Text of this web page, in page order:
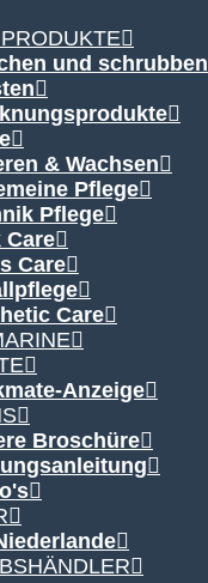
und schrubben
& Wachsen
Pflege
Pflege
Care
Care
Care
Anzeige
Broschüre